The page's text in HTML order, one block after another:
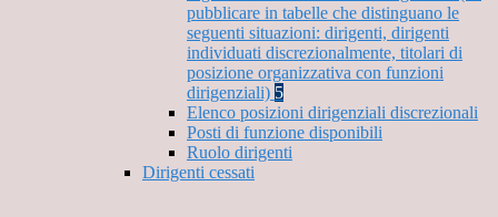
pubblicare in tabelle che distinguano le
seguenti situazioni: dirigenti, dirigenti
individuati discrezionalmente, titolari di
posizione organizzativa con funzioni
dirigenziali) 5
Elenco posizioni dirigenziali discrezionali
Posti di funzione disponibili
Ruolo dirigenti
Dirigenti cessati